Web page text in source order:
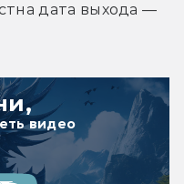
дата выхода —
видео